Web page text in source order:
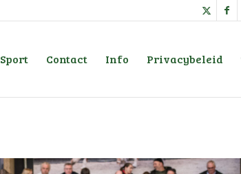
Sport Contact Info Privacybeleid